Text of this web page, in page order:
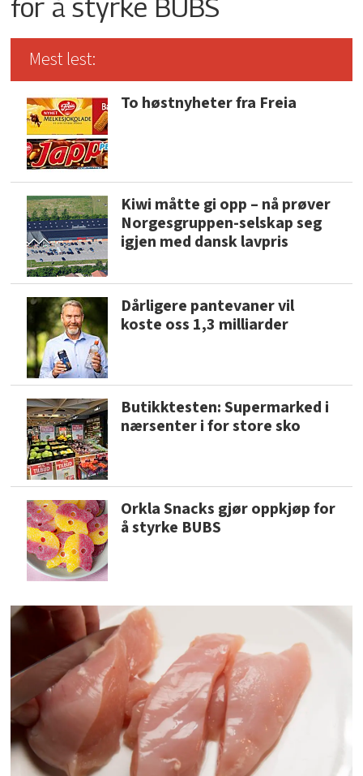
for å styrke BUBS
Mest lest:
To høstnyheter fra Freia
Kiwi måtte gi opp – nå prøver
Norgesgruppen-selskap seg
igjen med dansk lavpris
Dårligere pantevaner vil
koste oss 1,3 milliarder
Butikktesten: Supermarked i
nærsenter i for store sko
Orkla Snacks gjør oppkjøp for
å styrke BUBS